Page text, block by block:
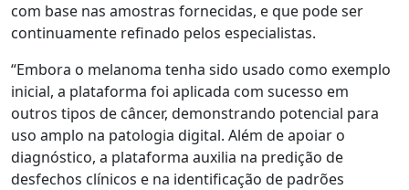
com base nas amostras fornecidas, e que pode ser
continuamente refinado pelos especialistas.
“Embora o melanoma tenha sido usado como exemplo
inicial, a plataforma foi aplicada com sucesso em
outros tipos de câncer, demonstrando potencial para
uso amplo na patologia digital. Além de apoiar o
diagnóstico, a plataforma auxilia na predição de
desfechos clínicos e na identificação de padrões